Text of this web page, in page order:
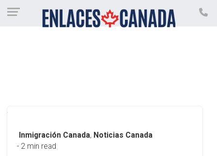
Inmigración Canada, Noticias Canada
- 2 min read